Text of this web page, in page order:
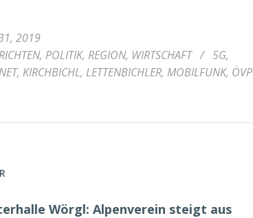
2019
, POLITIK, REGION, WIRTSCHAFT/ 5G,
, KIRCHBICHL, LETTENBICHLER, MOBILFUNK, ÖVP
Wörgl: Alpenverein steigt aus